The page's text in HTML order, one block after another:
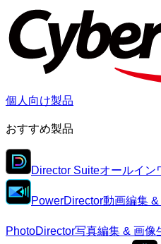
個人向け製品
おすすめ製品
Director Suiteオールイン
PowerDirector動画編集
PhotoDirector写真編集 & 画像